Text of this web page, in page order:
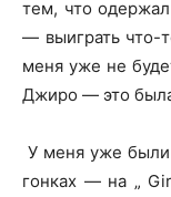
тем, что
— выиграть что-
меня уже не
Джиро — это
У меня уже были
гонках — на „